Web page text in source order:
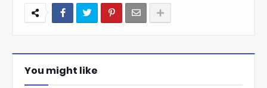
You might like